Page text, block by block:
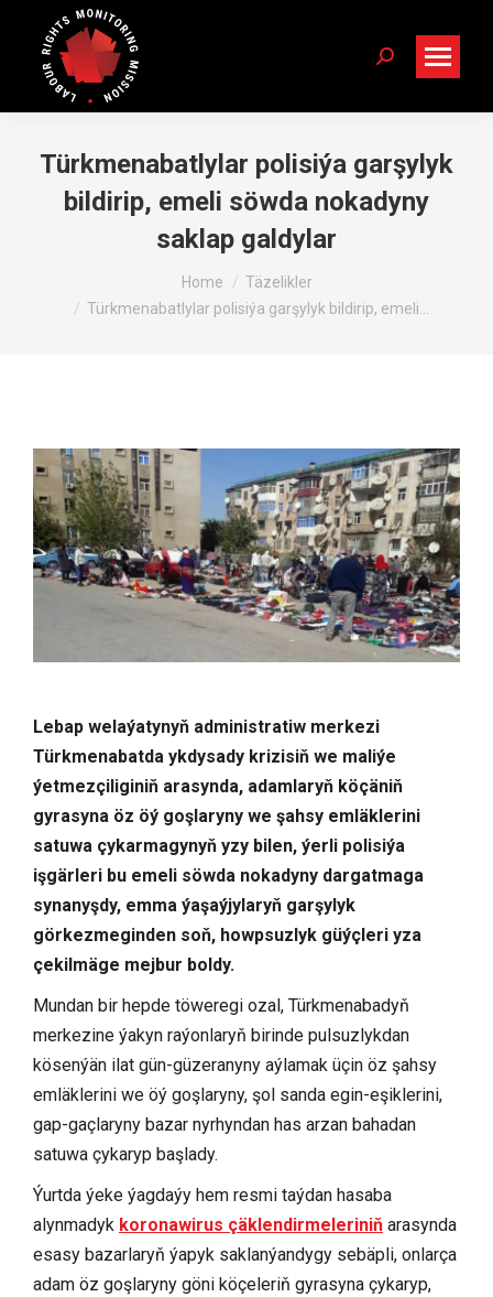
Search:
Türkmenabatlylar polisiýa garşylyk
bildirip, emeli söwda nokadyny
saklap galdylar
Home
Täzelikler
Türkmenabatlylar polisiýa garşylyk bildirip, emeli…
Lebap welaýatynyň administratiw merkezi
Türkmenabatda ykdysady krizisiň we maliýe
ýetmezçiliginiň arasynda, adamlaryň köçäniň
gyrasyna öz öý goşlaryny we şahsy emläklerini
satuwa çykarmagynyň yzy bilen, ýerli polisiýa
işgärleri bu emeli söwda nokadyny dargatmaga
synanyşdy, emma ýaşaýjylaryň garşylyk
görkezmeginden soň, howpsuzlyk güýçleri yza
çekilmäge mejbur boldy.
Mundan bir hepde töweregi ozal, Türkmenabadyň
merkezine ýakyn raýonlaryň birinde pulsuzlykdan
kösenýän ilat gün-güzeranyny aýlamak üçin öz şahsy
emläklerini we öý goşlaryny, şol sanda egin-eşiklerini,
gap-gaçlaryny bazar nyrhyndan has arzan bahadan
satuwa çykaryp başlady.
Ýurtda ýeke ýagdaýy hem resmi taýdan hasaba
alynmadyk koronawirus çäklendirmeleriniň arasynda
esasy bazarlaryň ýapyk saklanýandygy sebäpli, onlarça
adam öz goşlaryny göni köçeleriň gyrasyna çykaryp,